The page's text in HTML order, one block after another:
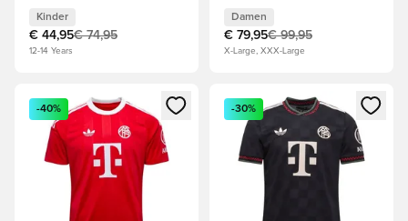
Kinder
€ 44,95€ 74,95
12-14 Years
Damen
€ 79,95€ 99,95
X-Large, XXX-Large
Öffnet ein Fenster zum Anmelden oder Registrieren als
-40%
Öffnet ein Fenster zum
-30%